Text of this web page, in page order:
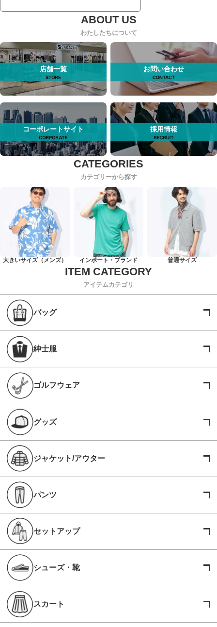
わたしたちについて
店舗一覧 お問い合わせ
コーポレートサイト 採用情報
カテゴリーから探す
大きいサイズ（メンズ） インポート・ブランド 普通サイズ
アイテムカテゴリ
バッグ
紳士服
ゴルフウェア
グッズ
ジャケット/アウター
パンツ
セットアップ
シューズ・靴
スカート